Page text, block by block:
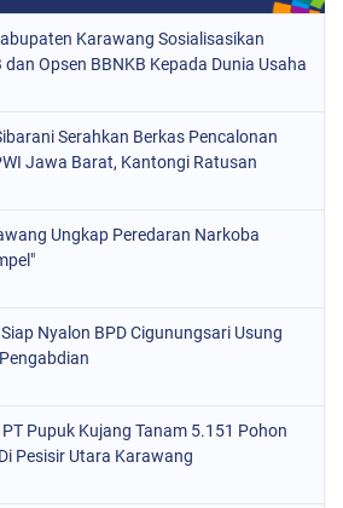
Karawang Sosialisasikan
dan Opsen BBNKB Kepada Dunia Usaha
Serahkan Berkas Pencalonan
Jawa Barat, Kantongi Ratusan
Ungkap Peredaran Narkoba
Nyalon BPD Cigunungsari Usung
PT Pupuk Kujang Tanam 5.151 Pohon
Pesisir Utara Karawang